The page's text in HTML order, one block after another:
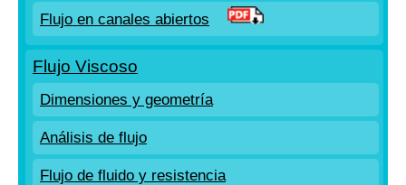
Flujo en canales abiertos
Flujo Viscoso
Dimensiones y geometría
Análisis de flujo
Flujo de fluido y resistencia